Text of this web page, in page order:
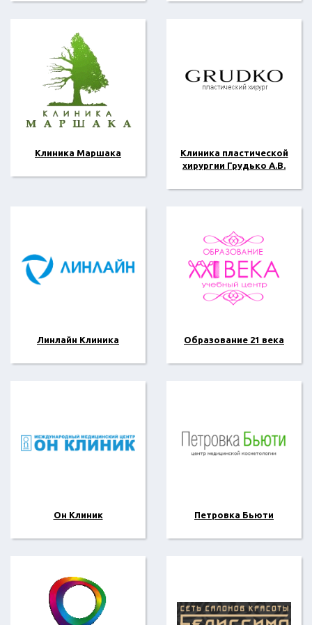
Клиника Маршака
Клиника пластической
хирургии Грудько А.В.
Линлайн Клиника Образование 21 века
Он Клиник Петровка Бьюти